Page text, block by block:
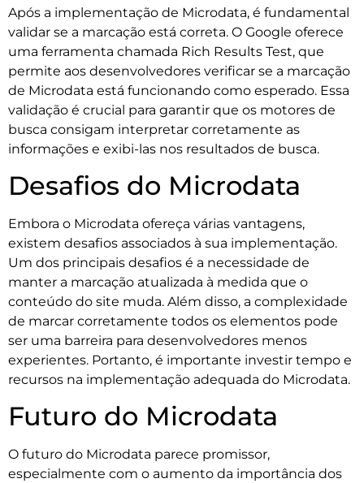
Após a implementação de Microdata, é fundamental
validar se a marcação está correta. O Google oferece
uma ferramenta chamada Rich Results Test, que
permite aos desenvolvedores verificar se a marcação
de Microdata está funcionando como esperado. Essa
validação é crucial para garantir que os motores de
busca consigam interpretar corretamente as
informações e exibi-las nos resultados de busca.
Desafios do Microdata
Embora o Microdata ofereça várias vantagens,
existem desafios associados à sua implementação.
Um dos principais desafios é a necessidade de
manter a marcação atualizada à medida que o
conteúdo do site muda. Além disso, a complexidade
de marcar corretamente todos os elementos pode
ser uma barreira para desenvolvedores menos
experientes. Portanto, é importante investir tempo e
recursos na implementação adequada do Microdata.
Futuro do Microdata
O futuro do Microdata parece promissor,
especialmente com o aumento da importância dos